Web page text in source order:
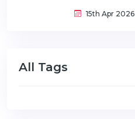
15th Apr 2026
All Tags